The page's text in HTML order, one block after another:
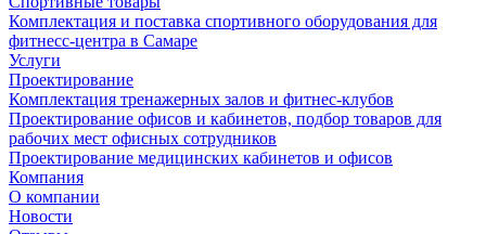
Комплектация и поставка спортивного оборудования для
фитнесс-центра в Самаре
Услуги
Проектирование
Комплектация тренажерных залов и фитнес-клубов
Проектирование офисов и кабинетов, подбор товаров для
рабочих мест офисных сотрудников
Проектирование медицинских кабинетов и офисов
Компания
О компании
Новости